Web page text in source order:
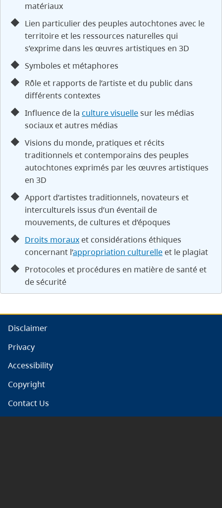
matériaux
Lien particulier des peuples autochtones avec le
territoire et les ressources naturelles qui
s’exprime dans les œuvres artistiques en 3D
Symboles et métaphores
Rôle et rapports de l’artiste et du public dans
différents contextes
Influence de la culture visuellesur les médias
sociaux et autres médias
Visions du monde, pratiques et récits
traditionnels et contemporains des peuples
autochtones exprimés par les œuvres artistiques
en 3D
Apport d’artistes traditionnels, novateurs et
interculturels issus d’un éventail de
mouvements, de cultures et d’époques
Droits moraux et considérations éthiques
concernant l’appropriation culturelle et le plagiat
Protocoles et procédures en matière de santé et
de sécurité
Disclaimer
Privacy
Accessibility
Copyright
Contact Us